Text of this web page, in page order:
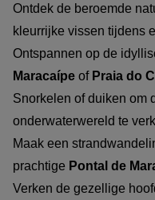
Ontdek de beroemde
kleurrijke vissen tijdens
Ontspannen op de
Maracaípe of Praia do
Snorkelen of duiken om
onderwaterwereld te
Maak een
prachtige Pontal de
Verken de gezellige